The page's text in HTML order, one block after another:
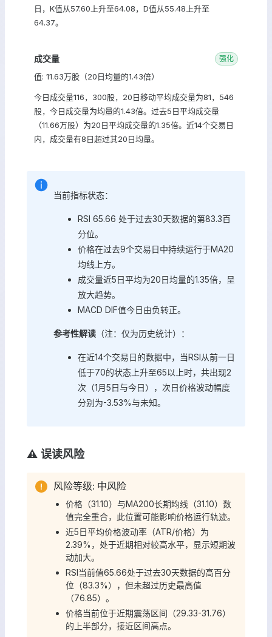
日，K值从57.60上升至64.08，D值从55.48上升至
64.37。
成交量 强化
值: 11.63万股（20日均量的1.43倍）
今日成交量116，300股，20日移动平均成交量为81，546
股，今日成交量为均量的1.43倍。过去5日平均成交量
（11.66万股）为20日平均成交量的1.35倍。近14个交易日
内，成交量有8日超过其20日均量。
当前指标状态：
RSI 65.66 处于过去30天数据的第83.3百
分位。
价格在过去9个交易日中持续运行于MA20
均线上方。
成交量近5日平均为20日均量的1.35倍，呈
放大趋势。
MACD DIF值今日由负转正。
参考性解读 （注：仅为历史统计）：
在近14个交易日的数据中，当RSI从前一日
低于70的状态上升至65以上时，共出现2
次（1月5日与今日），次日价格波动幅度
分别为-3.53%与未知。
⚠️ 误读风险
风险等级: 中风险
价格（31.10）与MA200长期均线（31.10）数
值完全重合，此位置可能影响价格运行轨迹。
近5日平均价格波动率（ATR/价格）为
2.39%，处于近期相对较高水平，显示短期波
动加大。
RSI当前值65.66处于过去30天数据的高百分
位（83.3%），但未超过历史最高值
（76.85）。
价格当前位于近期震荡区间（29.33-31.76）
的上半部分，接近区间高点。